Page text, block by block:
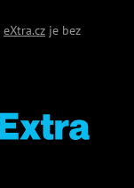
eXtra.cz je bez